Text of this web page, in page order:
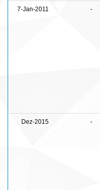
7-Jan-2011 -
Dez-2015 -